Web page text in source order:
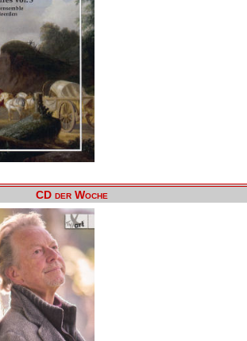
CD der Woche